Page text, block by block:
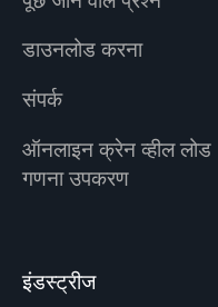
डाउनलोड करना
संपर्क
ऑनलाइन क्रेन व्हील लोड
गणना उपकरण
इंडस्ट्रीज